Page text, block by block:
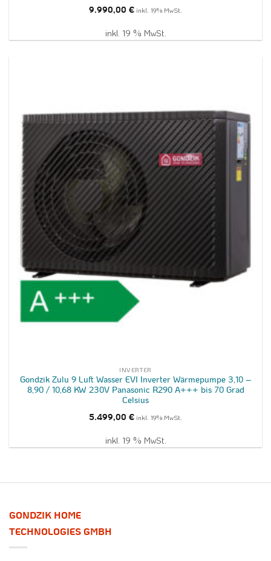
9.990,00 € inkl. 19% MwSt.
inkl. 19 % MwSt.
INVERTER
Gondzik Zulu 9 Luft Wasser EVI Inverter Wärmepumpe 3,10 –
8,90 / 10,68 KW 230V Panasonic R290 A+++ bis 70 Grad
Celsius
5.499,00 € inkl. 19% MwSt.
inkl. 19 % MwSt.
GONDZIK HOME
TECHNOLOGIES GMBH